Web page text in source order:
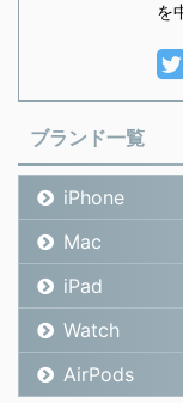
を
ブランド一覧
iPhone
Mac
iPad
Watch
AirPods